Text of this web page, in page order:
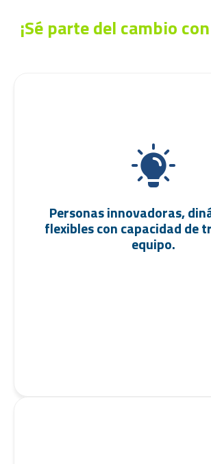
¡Sé parte del cambio
Personas innovadoras,
flexibles con capacidad de
equipo.